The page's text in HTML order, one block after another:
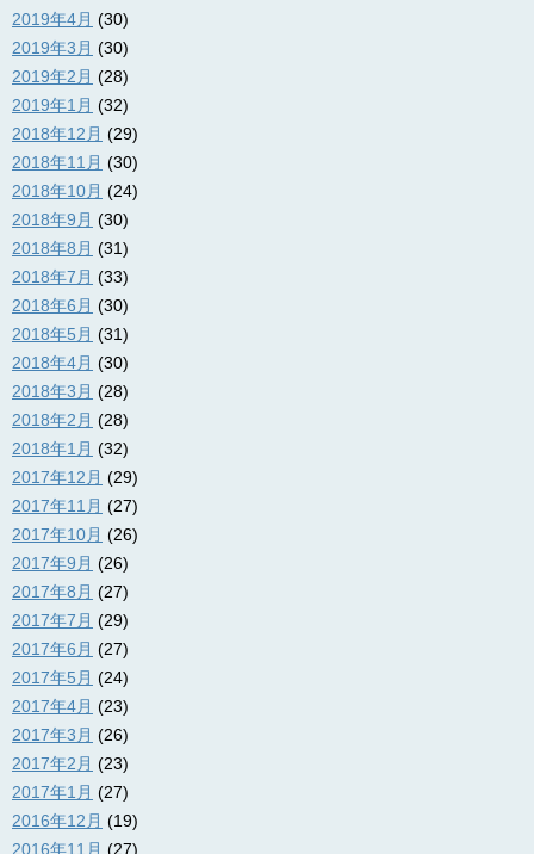
2019年4月 (30)
2019年3月 (30)
2019年2月 (28)
2019年1月 (32)
2018年12月 (29)
2018年11月 (30)
2018年10月 (24)
2018年9月 (30)
2018年8月 (31)
2018年7月 (33)
2018年6月 (30)
2018年5月 (31)
2018年4月 (30)
2018年3月 (28)
2018年2月 (28)
2018年1月 (32)
2017年12月 (29)
2017年11月 (27)
2017年10月 (26)
2017年9月 (26)
2017年8月 (27)
2017年7月 (29)
2017年6月 (27)
2017年5月 (24)
2017年4月 (23)
2017年3月 (26)
2017年2月 (23)
2017年1月 (27)
2016年12月 (19)
2016年11月 (27)